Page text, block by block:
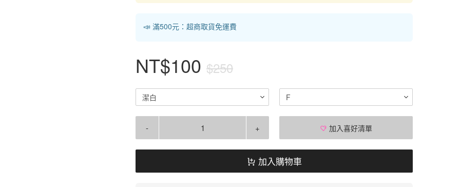
📣 滿500元：超商取貨免運費
NT$100 $250
潔白 F
- + 加入喜好清單
加入購物車